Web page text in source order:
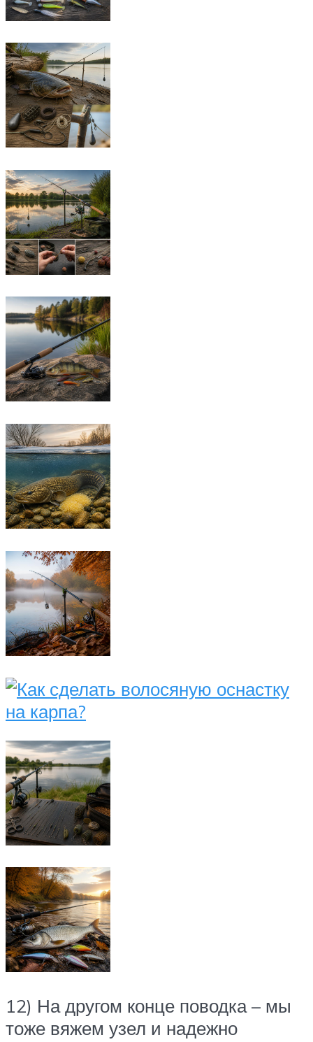
12) На другом конце поводка – мы
тоже вяжем узел и надежно